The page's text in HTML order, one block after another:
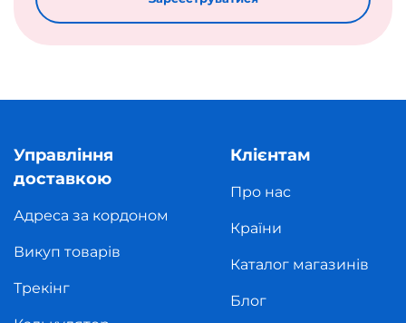
Управління
доставкою
Адреса за кордоном
Викуп товарів
Трекінг
Клієнтам
Про нас
Країни
Каталог магазинів
Блог